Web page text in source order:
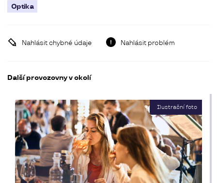
Optika
Nahlásit chybné údaje Nahlásit problém
Další provozovny v okolí